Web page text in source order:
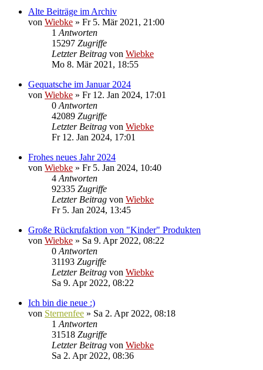
Alte Beiträge im Archiv
von Wiebke » Fr 5. Mär 2021, 21:00
1Antworten
15297 Zugriffe
Letzter Beitrag von Wiebke
Mo 8. Mär 2021, 18:55
Gequatsche im Januar 2024
von Wiebke » Fr 12. Jan 2024, 17:01
0Antworten
42089 Zugriffe
Letzter Beitrag von Wiebke
Fr 12. Jan 2024, 17:01
Frohes neues Jahr 2024
von Wiebke » Fr 5. Jan 2024, 10:40
4Antworten
92335 Zugriffe
Letzter Beitrag von Wiebke
Fr 5. Jan 2024, 13:45
Große Rückrufaktion von "Kinder" Produkten
von Wiebke » Sa 9. Apr 2022, 08:22
0Antworten
31193 Zugriffe
Letzter Beitrag von Wiebke
Sa 9. Apr 2022, 08:22
Ich bin die neue :)
von Sternenfee » Sa 2. Apr 2022, 08:18
1Antworten
31518 Zugriffe
Letzter Beitrag von Wiebke
Sa 2. Apr 2022, 08:36